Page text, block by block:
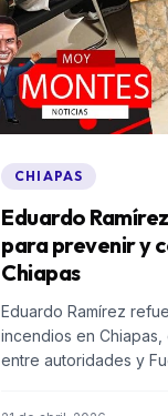
CHIAPAS
Eduardo
para prevenir y
Chiapas
Eduardo Ramírez
incendios en
entre autoridades y